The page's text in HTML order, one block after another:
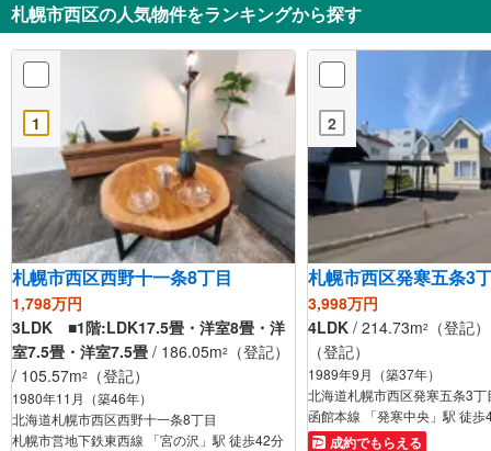
札幌市西区の人気物件をランキングから探す
1
札幌市西区西野十一条8丁目
1,798万円
3LDK ■1階:LDK17.5畳・洋室8畳・洋
室7.5畳・洋室7.5畳 / 186.05m2
（登記）
/ 105.57m2 （登記）
1980年11月（築46年）
北海道札幌市西区西野十一条8丁目
札幌市営地下鉄東西線 「宮の沢」駅 徒歩42分
2
札幌市西区発寒五条3
3,998万円
4LDK / 214.73m2
（登記
（登記）
1989年9月（築37年）
北海道札幌市西区発寒五条3丁
函館本線 「発寒中央」駅 徒歩
成約でもらえる